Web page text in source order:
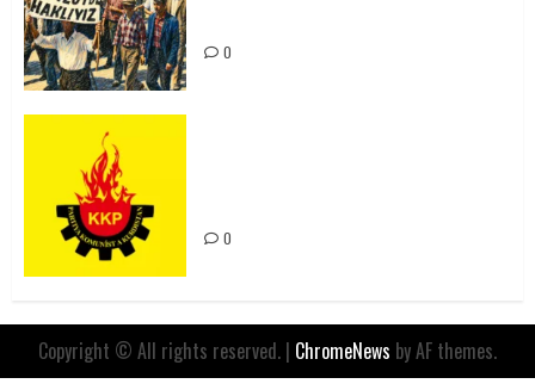
0
0
Copyright © All rights reserved. | ChromeNews by AF themes.